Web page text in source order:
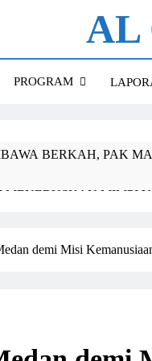
AL
PROGRAM
BERKAH, PAK
MENERUSKAN MIMPI
demi Misi